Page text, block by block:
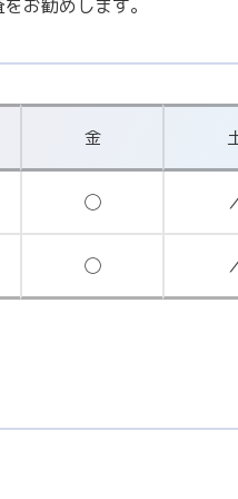
お勧めします。
金
◯
◯